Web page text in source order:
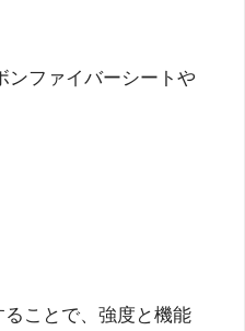
ンファイバーシートや
ことで、強度と機能